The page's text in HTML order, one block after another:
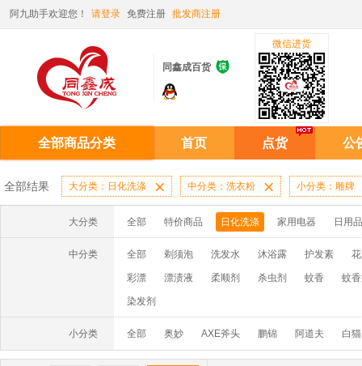
阿九助手欢迎您！ 请登录 免费注册 批发商注册
同鑫成百货 
微信进货
全部商品分类 首页 点货 公
全部结果 大分类：日化洗涤  中分类：洗衣粉  小分类：雕牌
大分类 全部 特价商品 日化洗涤 家用电器 日用品
中分类 全部 剃须泡 洗发水 沐浴露 护发素
彩漂 漂渍液 柔顺剂 杀虫剂 蚊香 蚊
染发剂
小分类 全部 奥妙 AXE斧头 鹏锦 阿道夫 白猫